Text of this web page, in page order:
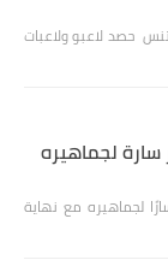
حصد لاعبو ولاعبات
سارة لجماهيره
لجماهيره مع نهاية